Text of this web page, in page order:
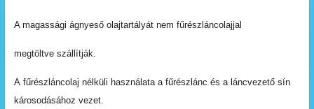
A magassági ágnyeső olajtartályát nem fűrészláncolajjal
megtöltve szállítják.
A fűrészláncolaj nélküli használata a fűrészlánc és a láncvezető sín
károsodásához vezet.